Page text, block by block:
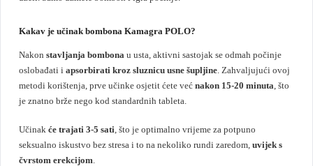
Kakav je učinak bombona Kamagra POLO?
Nakon stavljanja bombona u usta, aktivni sastojak se odmah počinje
oslobađati i apsorbirati kroz sluznicu usne šupljine . Zahvaljujući ovoj
metodi korištenja, prve učinke osjetit ćete već nakon 15-20 minuta , što
je znatno brže nego kod standardnih tableta.
Učinak će trajati 3-5 sati, što je optimalno vrijeme za potpuno
seksualno iskustvo bez stresa i to na nekoliko rundi zaredom, uvijek s
čvrstom erekcijom.